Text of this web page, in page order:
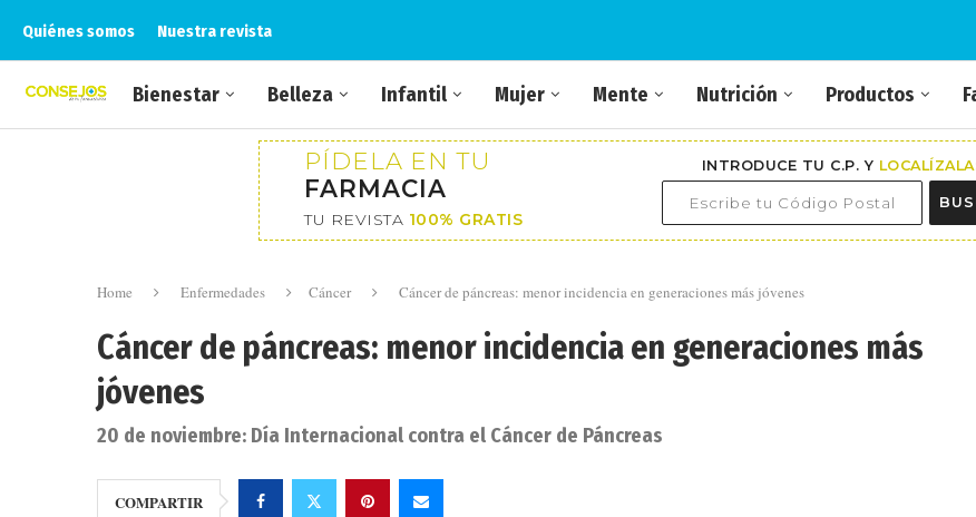
Quiénes somos Nuestra revista
Bienestar Belleza Infantil Mujer Mente Nutrición Productos
PÍDELA EN TU
FARMACIA
TU REVISTA 100% GRATIS
INTRODUCE TU C.P. Y LOCALÍZALA
Home Enfermedades Cáncer Cáncer de páncreas: menor incidencia en generaciones más jóvenes
Cáncer de páncreas: menor incidencia en generaciones más
jóvenes
20 de noviembre: Día Internacional contra el Cáncer de Páncreas
COMPARTIR